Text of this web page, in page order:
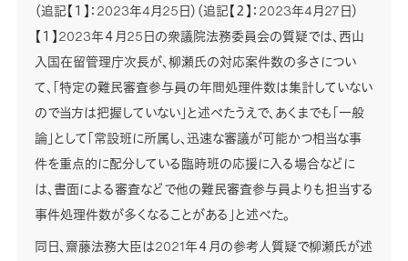
（追記【１】：2023年4月25日）（追記【２】：2023年4月27日）
【１】2023年４月25日の衆議院法務委員会の質疑では、西山
入国在留管理庁次長が、柳瀬氏の対応案件数の多さについ
て、「特定の難民審査参与員の年間処理件数は集計していない
ので当方は把握していない」と述べたうえで、あくまでも「一般
論」として「常設班に所属し、迅速な審議が可能かつ相当な事
件を重点的に配分している臨時班の応援に入る場合などに
は、書面による審査などで他の難民審査参与員よりも担当する
事件処理件数が多くなることがある」と述べた。
同日、齋藤法務大臣は2021年４月の参考人質疑で柳瀬氏が述